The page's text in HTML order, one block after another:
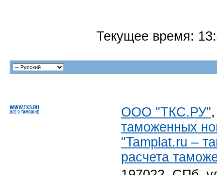
Текущее время:
ООО "ТКС.РУ"
таможенных
"Tamplat.ru –
расчета